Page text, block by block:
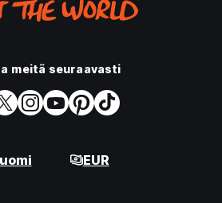
meitä seuraavasti
EUR